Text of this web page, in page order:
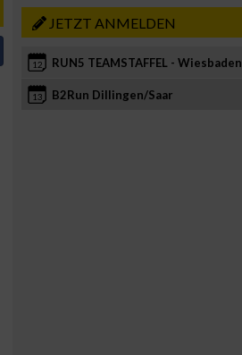
JETZT ANMELDEN
12 RUN5 TEAMSTAFFEL - Wiesbaden
13 B2Run Dillingen/Saar